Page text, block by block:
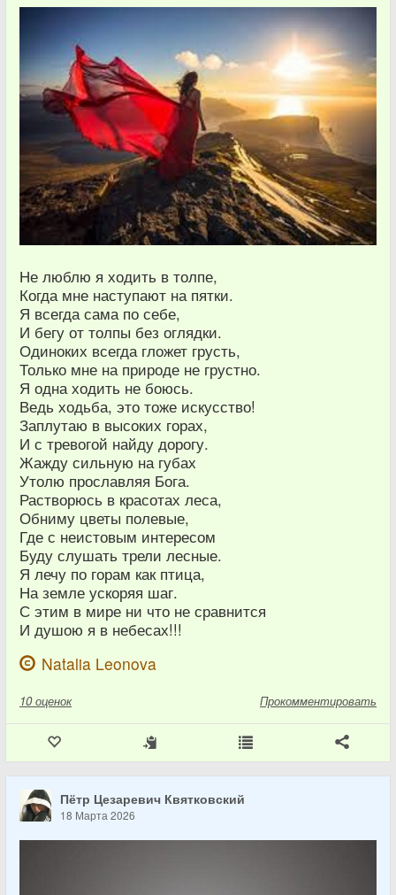
Не люблю я ходить в толпе,
Когда мне наступают на пятки.
Я всегда сама по себе,
И бегу от толпы без оглядки.
Одиноких всегда гложет грусть,
Только мне на природе не грустно.
Я одна ходить не боюсь.
Ведь ходьба, это тоже искусство!
Заплутаю в высоких горах,
И с тревогой найду дорогу.
Жажду сильную на губах
Утолю прославляя Бога.
Растворюсь в красотах леса,
Обниму цветы полевые,
Где с неистовым интересом
Буду слушать трели лесные.
Я лечу по горам как птица,
На земле ускоряя шаг.
С этим в мире ни что не сравнится
И душою я в небесах!!!
Natalia Leonova
10 оценок Прокомментировать
Пётр Цезаревич Квятковский
18 Марта 2026